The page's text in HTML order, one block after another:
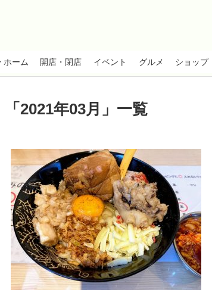
ホーム 開店・閉店 イベント グルメ ショップ
「 2021年03月 」 一覧